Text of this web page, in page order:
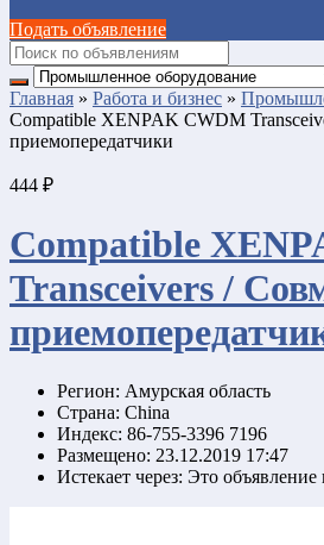
Подать объявление
Главная » Работа и бизнес »
Compatible XENPAK CWDM
приемопередатчики
444 ₽
Compatible
Transceivers /
Регион: Амурская область
Страна: China
Индекс: 86-755-3396 7196
Размещено: 23.12.2019 17:47
Истекает через: Это объявление